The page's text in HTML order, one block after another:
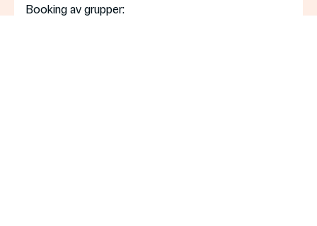
Booking av grupper: